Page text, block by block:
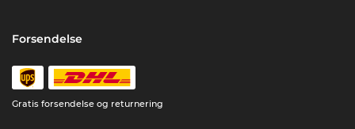
Forsendelse
Gratis forsendelse og returnering